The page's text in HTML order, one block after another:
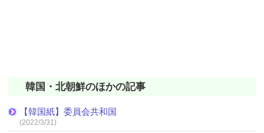
韓国・北朝鮮のほかの記事
【韓国紙】委員会共和国
(2022/3/31)